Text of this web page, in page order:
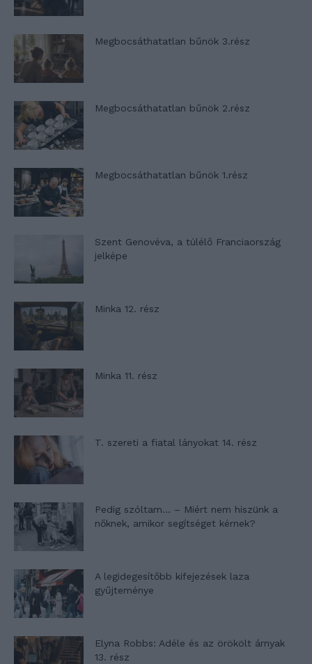
Megbocsáthatatlan bűnök 3.rész
Megbocsáthatatlan bűnök 2.rész
Megbocsáthatatlan bűnök 1.rész
Szent Genovéva, a túlélő Franciaország
jelképe
Minka 12. rész
Minka 11. rész
T. szereti a fiatal lányokat 14. rész
Pedig szóltam… – Miért nem hiszünk a
nőknek, amikor segítséget kérnek?
A legidegesítőbb kifejezések laza
gyűjteménye
Elyna Robbs: Adéle és az örökölt árnyak
13. rész